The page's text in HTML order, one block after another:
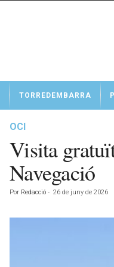
t
TORREDEMBARRA
OCI
Visita
Navegació
Por Redacció - 26 de juny de 2026